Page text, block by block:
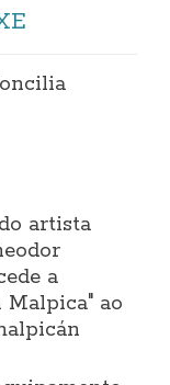
artista
a
Malpica" ao